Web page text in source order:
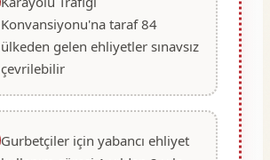
Konvansiyonu'na taraf 84
ülkeden gelen ehliyetler sınavsız
çevrilebilir
Gurbetçiler için yabancı ehliyet